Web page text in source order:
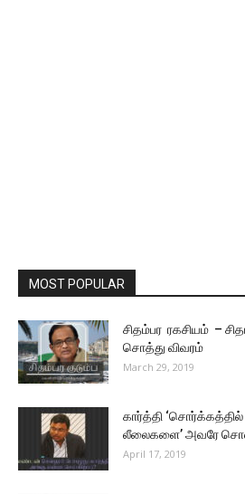
MOST POPULAR
சிதம்பர ரகசியம் –
சொத்து விவரம்
March 29, 2019
கார்த்தி
லீலைகளை’ அவரே
April 17, 2019